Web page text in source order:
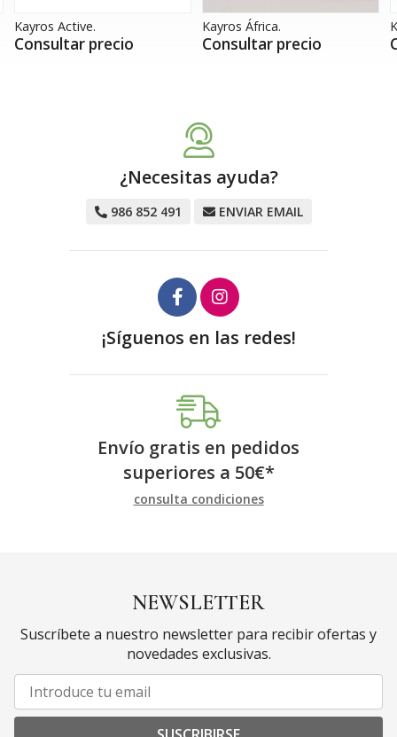
Kayros Active.
Consultar precio
Kayros África.
Consultar precio
¿Necesitas ayuda?
986 852 491 ENVIAR EMAIL
¡Síguenos en las redes!
Envío gratis en pedidos
superiores a 50€*
consulta condiciones
NEWSLETTER
Suscríbete a nuestro newsletter para recibir ofertas y
novedades exclusivas.